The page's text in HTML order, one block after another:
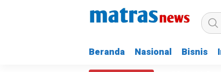
Beranda Nasional Bisnis